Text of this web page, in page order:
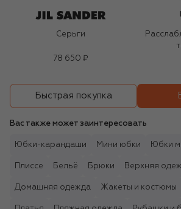
Серьги
78 650 ₽
Быстрая покупка
Вас также может заинтересовать
Юбки-карандаши Мини юбки Юбки
Плиссе Бельё Брюки Верхняя
Домашняя одежда Жакеты и костюмы